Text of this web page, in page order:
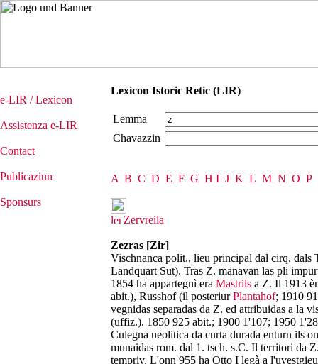
e-LIR / Lexicon
Assistenza e-LIR
Contact
Publicaziun
Sponsurs
Lexicon Istoric Retic (LIR)
Lemma
Chavazzin
A B C D E F G H I J K L M N O P
Zervreila
Zezras [Zir]
Vischnanca polit., lieu principal dal cirq.
Landquart Sut). Tras Z. manavan las pli
1854 ha appartegnì era Mastrilsa Z. Il 1913
abit.), Russhof (il posteriurPlantahof; 1910
vegnidas separadas da Z. ed attribuidas a la
(uffiz.). 1850 925 abit.; 1900 1'107; 1950
Culegna neolitica da curta durada enturn ils
munaidas rom. dal 1. tsch. s.C. Il territori da
tempriv. L'onn 955 ha Otto I legà a